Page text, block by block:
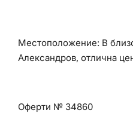
Местоположение: В
Александров, отлична
Оферти № 34860